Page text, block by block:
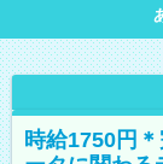
時給1750円